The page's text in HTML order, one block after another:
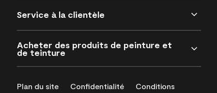
Service à la clientèle
Acheter des produits de peinture et
de teinture
Plan du site Confidentialité
Conditions